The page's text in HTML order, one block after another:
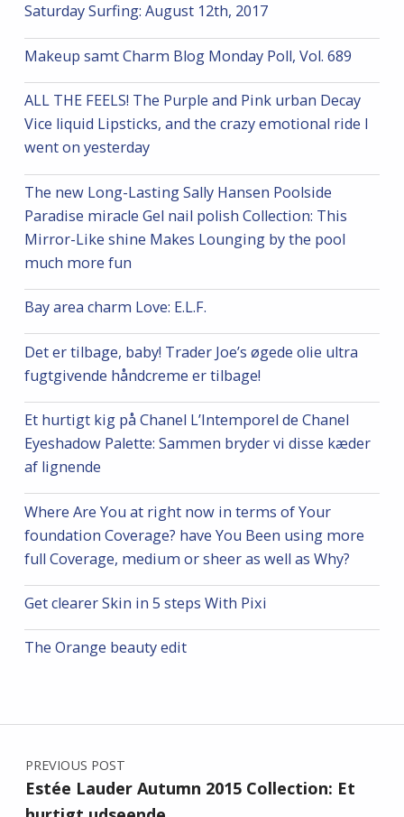
Saturday Surfing: August 12th, 2017
Makeup samt Charm Blog Monday Poll, Vol. 689
ALL THE FEELS! The Purple and Pink urban Decay
Vice liquid Lipsticks, and the crazy emotional ride I
went on yesterday
The new Long-Lasting Sally Hansen Poolside
Paradise miracle Gel nail polish Collection: This
Mirror-Like shine Makes Lounging by the pool
much more fun
Bay area charm Love: E.L.F.
Det er tilbage, baby! Trader Joe’s øgede olie ultra
fugtgivende håndcreme er tilbage!
Et hurtigt kig på Chanel L’Intemporel de Chanel
Eyeshadow Palette: Sammen bryder vi disse kæder
af lignende
Where Are You at right now in terms of Your
foundation Coverage? have You Been using more
full Coverage, medium or sheer as well as Why?
Get clearer Skin in 5 steps With Pixi
The Orange beauty edit
Post navigation
PREVIOUS POST
Estée Lauder Autumn 2015 Collection: Et